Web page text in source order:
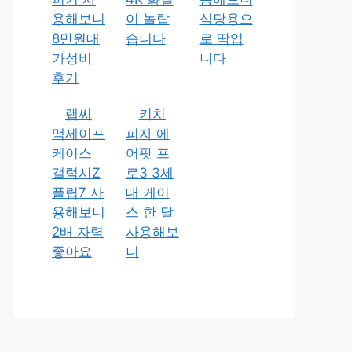
용해보니
8만원대
가성비
후기
이 놀랍
습니다
식당용으
로 딱입
니다
랩씨
맥세이프
케이스
갤럭시Z
플립7 사
용해보니
2배 자력
좋아요
키치
피자 에
어팟 프
로3 3세
대 케이
스 한 달
사용해보
니